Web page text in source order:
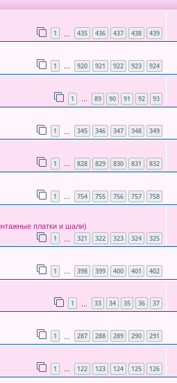
1 435 436 437 438 439
1 … 920 921 922 923 924
1 … 89 90 91 92 93
1 345 346 347 348 349
1 … 828 829 830 831 832
1 754 755 756 757 758
платки и шали)
1 321 322 323 324 325
1 … 398 399 400 401 402
1 33 34 35 36 37
1 287 288 289 290 291
1 … 122 123 124 125 126